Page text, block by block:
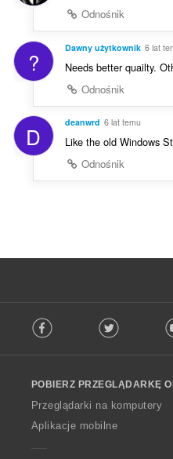
Odnośnik
? Dawny użytkownik 6 lat
Needs better quailty.
Odnośnik
D deanwrd 6 lat temu
Like the old Windows
Odnośnik
o
w
O
p
Facebook Twitter
POBIERZ PRZEGLĄDARKĘ
Przeglądarki na komputery
Aplikacje mobilne